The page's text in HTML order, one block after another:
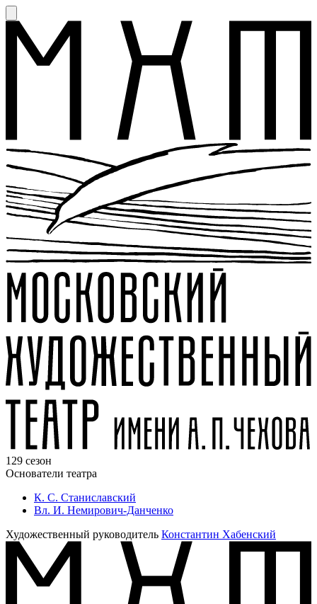
129 сезон
Основатели театра
К. С. Станиславский
Вл. И. Немирович-Данченко
Художественный руководитель Константин Хабенский